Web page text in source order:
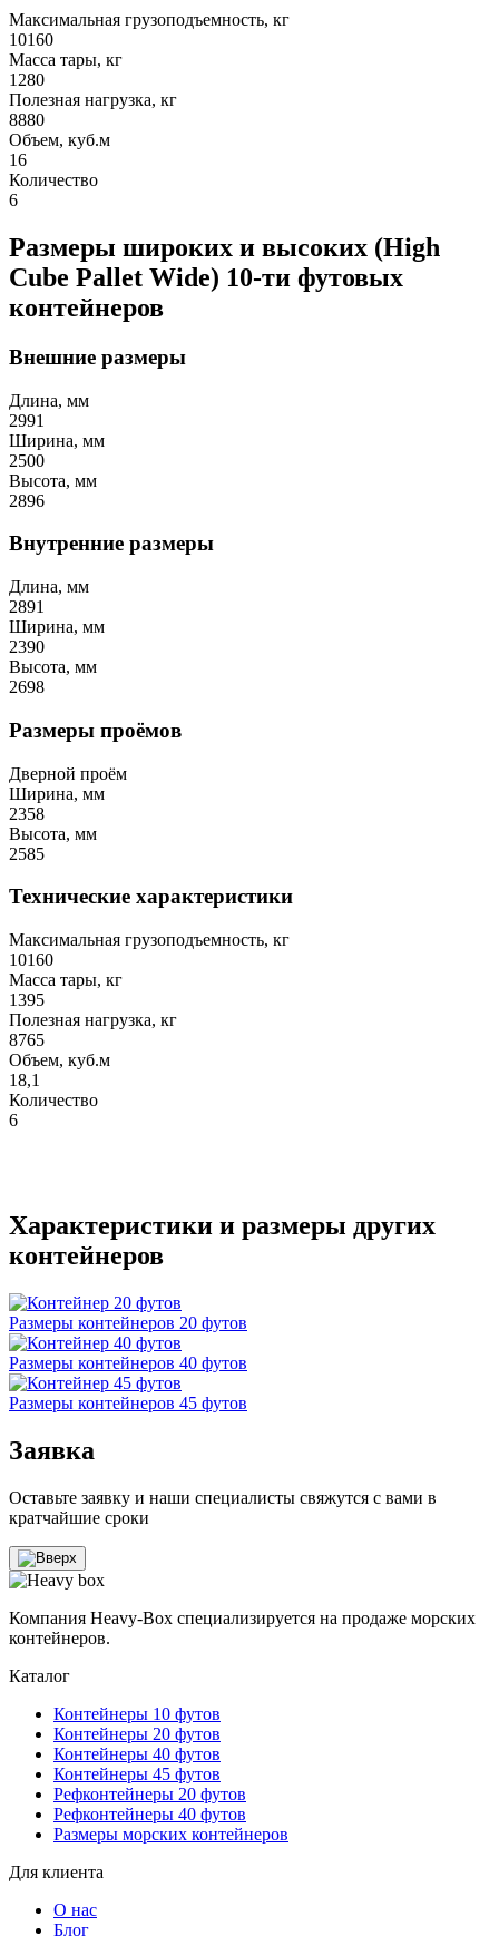
Максимальная грузоподъемность, кг
10160
Масса тары, кг
1280
Полезная нагрузка, кг
8880
Объем, куб.м
16
Количество
6
Размеры широких и высоких (High
Cube Pallet Wide) 10-ти футовых
контейнеров
Внешние размеры
Длина, мм
2991
Ширина, мм
2500
Высота, мм
2896
Внутренние размеры
Длина, мм
2891
Ширина, мм
2390
Высота, мм
2698
Размеры проёмов
Дверной проём
Ширина, мм
2358
Высота, мм
2585
Технические характеристики
Максимальная грузоподъемность, кг
10160
Масса тары, кг
1395
Полезная нагрузка, кг
8765
Объем, куб.м
18,1
Количество
6
Характеристики и размеры других
контейнеров
Размеры контейнеров 20 футов
Размеры контейнеров 40 футов
Размеры контейнеров 45 футов
Заявка
Оставьте заявку и наши специалисты свяжутся с вами в
кратчайшие сроки
Компания Heavy-Box специализируется на продаже морских
контейнеров.
Каталог
Контейнеры 10 футов
Контейнеры 20 футов
Контейнеры 40 футов
Контейнеры 45 футов
Рефконтейнеры 20 футов
Рефконтейнеры 40 футов
Размеры морских контейнеров
Для клиента
О нас
Блог